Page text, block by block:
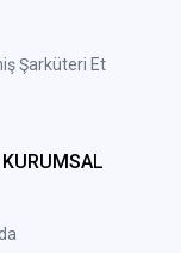
Şarküteri Et